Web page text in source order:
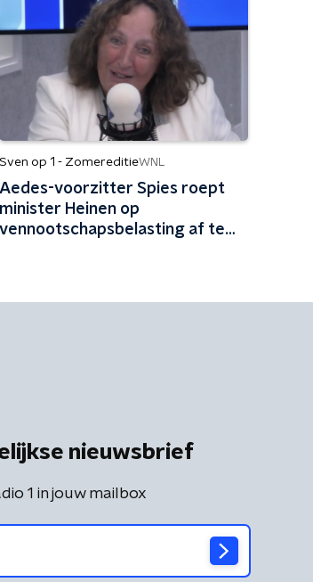
Sven op 1 - ZomereditieWNL
Aedes-voorzitter Spies roept
minister Heinen op
vennootschapsbelasting af te
nieuwsbrief
1 in jouw mailbox